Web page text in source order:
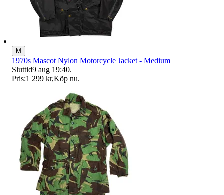
M
1970s Mascot Nylon Motorcycle Jacket - Medium
Sluttid9 aug 19:40.
Pris:1 299 kr,Köp nu.